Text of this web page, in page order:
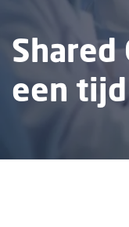
Shared
een